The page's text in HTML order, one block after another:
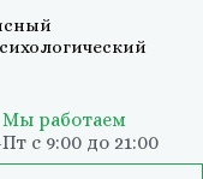
Мы работаем
с 9:00 до 21:00